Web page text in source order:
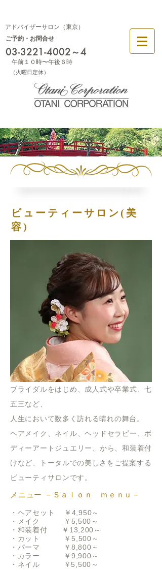
午前１０時〜午後６時
ご予約・お問合せ
03-3221-4002～4
アドバイザーサロン（東京）
​（火曜日定休）
ビューティーサロン(美
容)
ブライダルをはじめ、成人式や卒業式、七
五三など、
人生において数多く訪れる晴れの舞台。
ヘアメイク、ネイル、ヘ ッドセラピー、 ボ
ディーアートジュエリー、から、和装着付
けなど、
トータルでの美しさをご提案する
ビューティサロンです。
メニュー －Ｓａｌｏｎ ｍｅｎｕ－
・ヘアセット ￥ 4 ,950～
・メイク ￥ 5 ,500～
・和装着付 ￥13,200～
・カット ￥ 5 ,500～
・パーマ ￥8,800～
・カラー ￥9,900～
・ネイル ￥5,500～